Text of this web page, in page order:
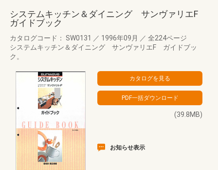
システムキッチン＆ダイニング サンヴァリエF
ガイドブック
カタログコード： SW0131 ／ 1996年09月 ／ 全224ページ
システムキッチン＆ダイニング サンヴァリエF ガイドブッ
ク。
(39.8MB)
お知らせ表示